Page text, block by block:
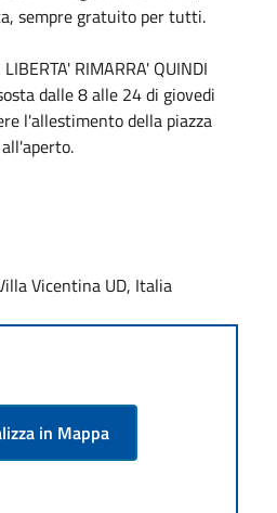
sempre gratuito per tutti.
RIMARRA' QUINDI
dalle 8 alle 24 di giovedi
l'allestimento della piazza
Vicentina UD, Italia
in Mappa